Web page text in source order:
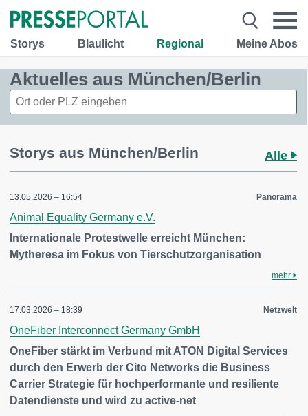
Storys Blaulicht Regional Meine Abos
Aktuelles aus München/Berlin
Storys aus München/Berlin Alle
13.05.2026 – 16:54 Panorama
Animal Equality Germany e.V.
Internationale Protestwelle erreicht München:
Mytheresa im Fokus von Tierschutzorganisation
mehr
17.03.2026 – 18:39 Netzwelt
OneFiber Interconnect Germany GmbH
OneFiber stärkt im Verbund mit ATON Digital Services
durch den Erwerb der Cito Networks die Business
Carrier Strategie für hochperformante und resiliente
Datendienste und wird zu active-net